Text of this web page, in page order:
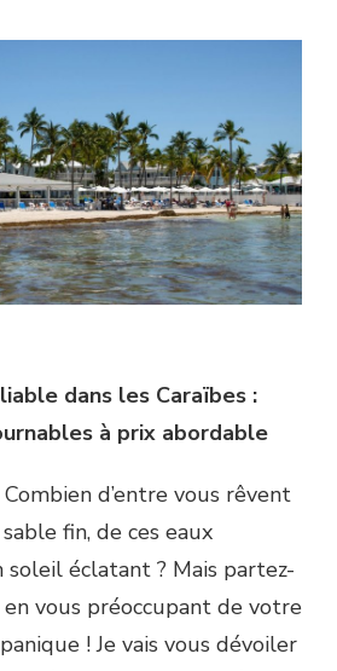
dans les Caraïbes :
à prix abordable
d’entre vous rêvent
fin, de ces eaux
soleil éclatant ? Mais partez-
en vous préoccupant de votre
! Je vais vous dévoiler